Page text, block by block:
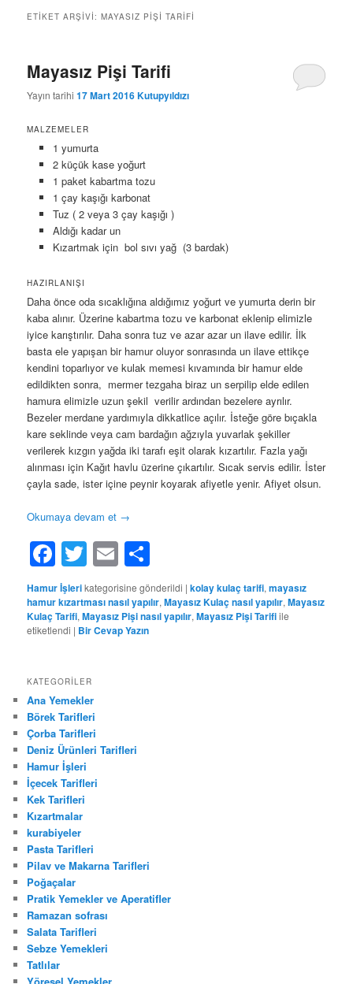
ETIKET ARŞIVI:MAYASIZ PIŞI TARIFI
Mayasız Pişi Tarifi
Yayın tarihi17 Mart 2016Kutupyıldızı
MALZEMELER
1 yumurta
2 küçük kase yoğurt
1 paket kabartma tozu
1 çay kaşığı karbonat
Tuz ( 2 veya 3 çay kaşığı )
Aldığı kadar un
Kızartmak için bol sıvı yağ (3 bardak)
HAZIRLANIŞI
Daha önce oda sıcaklığına aldığımız yoğurt ve yumurta derin bir
kaba alınır. Üzerine kabartma tozu ve karbonat eklenip elimizle
iyice karıştırılır. Daha sonra tuz ve azar azar un ilave edilir. İlk
basta ele yapışan bir hamur oluyor sonrasında un ilave ettikçe
kendini toparlıyor ve kulak memesi kıvamında bir hamur elde
edildikten sonra, mermer tezgaha biraz un serpilip elde edilen
hamura elimizle uzun şekil verilir ardından bezelere ayrılır.
Bezeler merdane yardımıyla dikkatlice açılır. İsteğe göre bıçakla
kare seklinde veya cam bardağın ağzıyla yuvarlak şekiller
verilerek kızgın yağda iki tarafı eşit olarak kızartılır. Fazla yağı
alınması için Kağıt havlu üzerine çıkartılır. Sıcak servis edilir. İster
çayla sade, ister içine peynir koyarak afiyetle yenir. Afiyet olsun.
Okumaya devam et →
Facebook
Twitter
Email
Hamur İşlerikategorisine gönderildi |kolay kulaç tarifi,mayasız
hamur kızartması nasıl yapılır,Mayasız Kulaç nasıl yapılır,Mayasız
Kulaç Tarifi,Mayasız Pişi nasıl yapılır,Mayasız Pişi Tarifiile
etiketlendi | Bir Cevap Yazın
KATEGORILER
Ana Yemekler
Börek Tarifleri
Çorba Tarifleri
Deniz Ürünleri Tarifleri
Hamur İşleri
İçecek Tarifleri
Kek Tarifleri
Kızartmalar
kurabiyeler
Pasta Tarifleri
Pilav ve Makarna Tarifleri
Poğaçalar
Pratik Yemekler ve Aperatifler
Ramazan sofrası
Salata Tarifleri
Sebze Yemekleri
Tatlılar
Yöresel Yemekler